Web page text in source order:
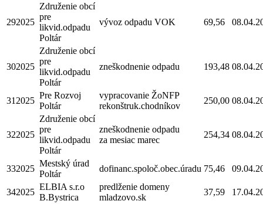
292025
Združenie obcí
pre
likvid.odpadu
Poltár
vývoz odpadu VOK 69,56
302025
Združenie obcí
pre
likvid.odpadu
Poltár
zneškodnenie odpadu 193,48
312025
Pre Rozvoj
Poltár
vypracovanie ŽoNFP
rekonštruk.chodníkov
250,00
322025
Združenie obcí
pre
likvid.odpadu
Poltár
zneškodnenie odpadu
za mesiac marec
254,34
332025
Mestský úrad
Poltár
dofinanc.spoloč.obec.úradu 75,46
342025
ELBIA s.r.o
B.Bystrica
predlženie domeny
mladzovo.sk
37,59